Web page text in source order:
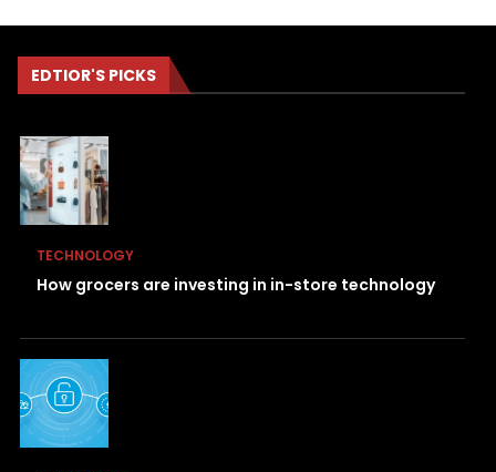
EDTIOR'S PICKS
TECHNOLOGY
How grocers are investing in in-store technology